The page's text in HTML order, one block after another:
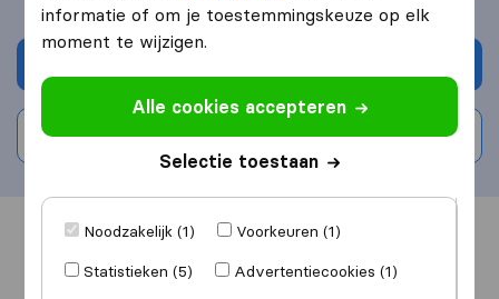
Schrijf beoordeling
Overzicht Reviews Bronnen
informatie of om je toestemmingskeuze op elk
moment te wijzigen.
Alle cookies accepteren
Selectie toestaan
Noodzakelijk (1)
Voorkeuren (1)
Statistieken (5)
Advertentiecookies (1)